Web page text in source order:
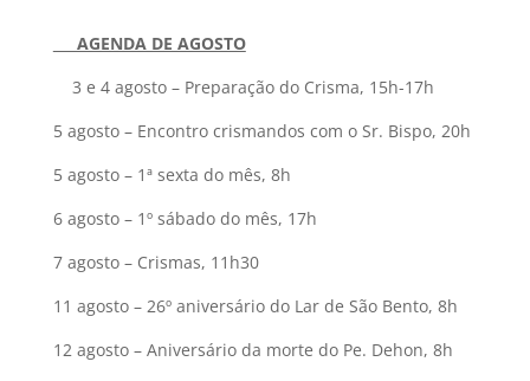
AGENDA DE AGOSTO
3 e 4 agosto – Preparação do Crisma, 15h-17h
5 agosto – Encontro crismandos com o Sr. Bispo, 20h
5 agosto – 1ª sexta do mês, 8h
6 agosto – 1º sábado do mês, 17h
7 agosto – Crismas, 11h30
11 agosto – 26º aniversário do Lar de São Bento, 8h
12 agosto – Aniversário da morte do Pe. Dehon, 8h